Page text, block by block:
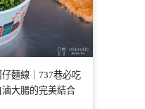
仔麵線｜737巷必吃
大腸的完美結合